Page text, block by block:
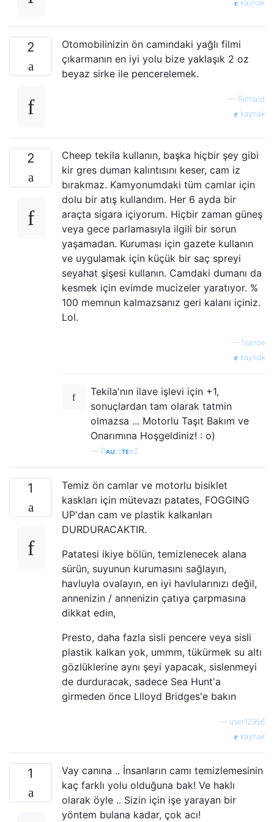
kaynak
2
Otomobilinizin ön camındaki yağlı filmi
çıkarmanın en iyi yolu bize yaklaşık 2 oz
beyaz sirke ile pencerelemek.
— Richard
kaynak
2
Cheep tekila kullanın, başka hiçbir şey gibi
kir gres duman kalıntısını keser, cam iz
bırakmaz. Kamyonumdaki tüm camlar için
dolu bir atış kullandım. Her 6 ayda bir
araçta sigara içiyorum. Hiçbir zaman güneş
veya gece parlamasıyla ilgili bir sorun
yaşamadan. Kuruması için gazete kullanın
ve uygulamak için küçük bir saç spreyi
seyahat şişesi kullanın. Camdaki dumanı da
kesmek için evimde mucizeler yaratıyor. %
100 memnun kalmazsanız geri kalanı içiniz.
Lol.
— Nance
kaynak
Tekila'nın ilave işlevi için +1,
sonuçlardan tam olarak tatmin
olmazsa ... Motorlu Taşıt Bakım ve
Onarımına Hoşgeldiniz! : o)
— Pᴀᴜʟsᴛᴇʀ2
1
Temiz ön camlar ve motorlu bisiklet
kaskları için mütevazı patates, FOGGING
UP'dan cam ve plastik kalkanları
DURDURACAKTIR.
Patatesi ikiye bölün, temizlenecek alana
sürün, suyunun kurumasını sağlayın,
havluyla ovalayın, en iyi havlularınızı değil,
annenizin / annenizin çatıya çarpmasına
dikkat edin,
Presto, daha fazla sisli pencere veya sisli
plastik kalkan yok, ummm, tükürmek su altı
gözlüklerine aynı şeyi yapacak, sislenmeyi
de durduracak, sadece Sea Hunt'a
girmeden önce Llloyd Bridges'e bakın
user12956
kaynak
1
Vay canına .. İnsanların camı temizlemesinin
kaç farklı yolu olduğuna bak! Ve haklı
olarak öyle .. Sizin için işe yarayan bir
yöntem bulana kadar, çok acı!